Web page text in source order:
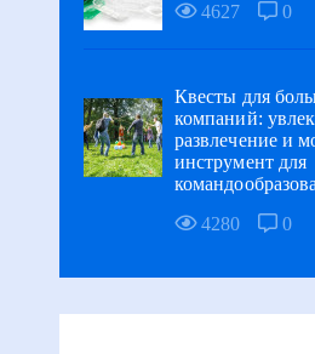
4627
0
Квесты для
компаний:
развлечение и
инструмент для
4280
0